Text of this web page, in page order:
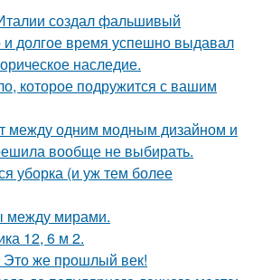
создал фальшивый
долгое время успешно выдавал
наследие.
которое подружится с вашим
между одним модным дизайном и
вообще не выбирать.
уборка (и уж тем более
между мирами.
12, 6 м 2.
же прошлый век!